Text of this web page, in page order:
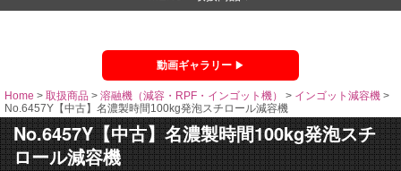
動画ギャラリー
Home > 取扱商品 > 溶融機（減容・RPF・インゴット機） > インゴット減容機 >
No.6457Y【中古】名濃製時間100kg発泡スチロール減容機
No.6457Y【中古】名濃製時間100kg発泡スチ
ロール減容機